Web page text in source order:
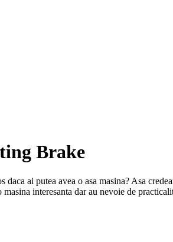
Brake
ai putea avea o asa masina? Asa
interesanta dar au nevoie de